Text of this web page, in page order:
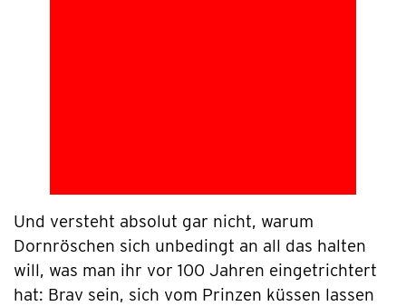
Und versteht absolut gar nicht, warum
Dornröschen sich unbedingt an all das halten
will, was man ihr vor 100 Jahren eingetrichtert
hat: Brav sein, sich vom Prinzen küssen lassen